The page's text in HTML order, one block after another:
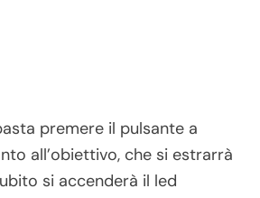
premere il pulsante a
all’obiettivo, che si estrarrà
si accenderà il led